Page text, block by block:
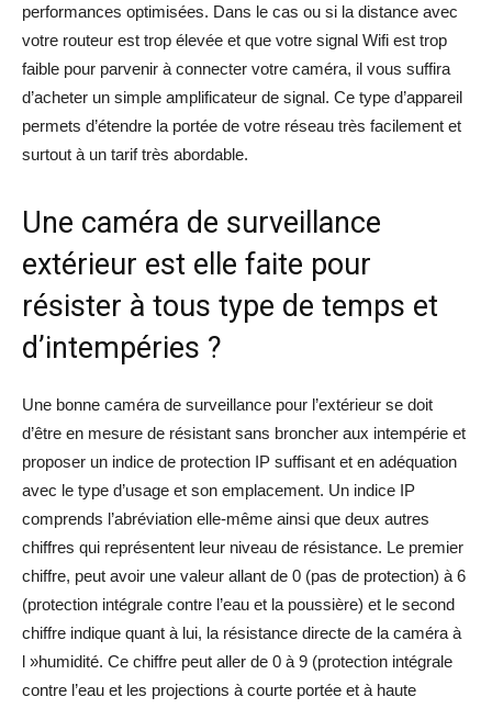
performances optimisées. Dans le cas ou si la distance avec
votre routeur est trop élevée et que votre signal Wifi est trop
faible pour parvenir à connecter votre caméra, il vous suffira
d’acheter un simple amplificateur de signal. Ce type d’appareil
permets d’étendre la portée de votre réseau très facilement et
surtout à un tarif très abordable.
Une caméra de surveillance
extérieur est elle faite pour
résister à tous type de temps et
d’intempéries ?
Une bonne caméra de surveillance pour l’extérieur se doit
d’être en mesure de résistant sans broncher aux intempérie et
proposer un indice de protection IP suffisant et en adéquation
avec le type d’usage et son emplacement. Un indice IP
comprends l’abréviation elle-même ainsi que deux autres
chiffres qui représentent leur niveau de résistance. Le premier
chiffre, peut avoir une valeur allant de 0 (pas de protection) à 6
(protection intégrale contre l’eau et la poussière) et le second
chiffre indique quant à lui, la résistance directe de la caméra à
l »humidité. Ce chiffre peut aller de 0 à 9 (protection intégrale
contre l’eau et les projections à courte portée et à haute